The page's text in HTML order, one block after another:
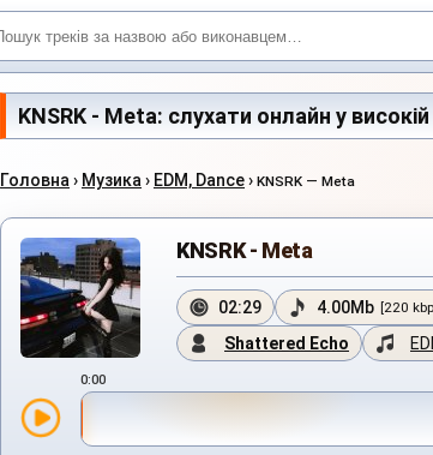
KNSRK - Meta: слухати онлайн у
Головна › Музика › EDM, Dance› KNSRK — Meta
KNSRK - Meta
02:29 4.00Mb [220
Shattered Echo
0:00